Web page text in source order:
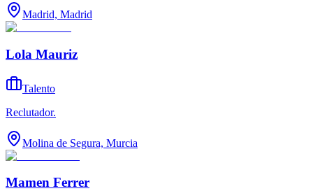
Madrid, Madrid
Lola Mauriz
Talento
Reclutador.
Molina de Segura, Murcia
Mamen Ferrer